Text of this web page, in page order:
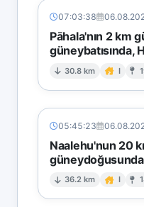
07:03:38
Pāhala'nın 2 km
güneybatısında,
30.8 km I
05:45:23
Naalehu'nun 20
36.2 km I